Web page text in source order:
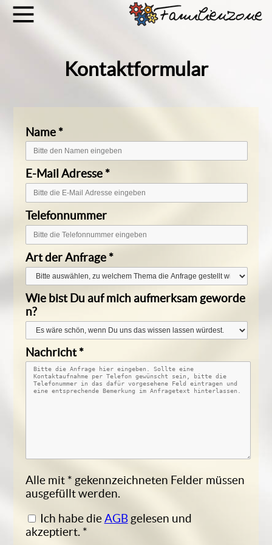
Kontaktformular
Name *
E-Mail Adresse *
Telefonnummer
Art der Anfrage *
Wie bist Du auf mich aufmerksam geworde
n?
Nachricht*
Alle mit * gekennzeichneten Felder müssen
ausgefüllt werden.
Ich habe dieAGBgelesen und
akzeptiert. *